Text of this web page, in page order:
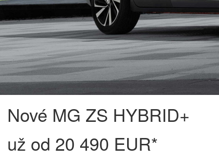
Nové MG ZS HYBRID+
už od 20 490 EUR*